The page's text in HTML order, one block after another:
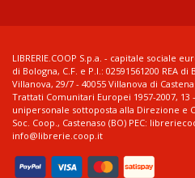
LIBRERIE.COOP S.p.a. - capitale sociale
di Bologna, C.F. e P.I.: 02591561200 REA di
Villanova, 29/7 - 40055 Villanova di
Trattati Comunitari Europei 1957-2007, 13
unipersonale sottoposta alla Direzione e
Soc. Coop., Castenaso (BO) PEC:
info@librerie.coop.it